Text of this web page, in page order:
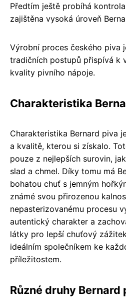
Předtím ještě probíhá
zajištěna vysoká úroveň
Výrobní proces českého piva
tradičních postupů přispívá k
kvality pivního nápoje.
Charakteristika
Charakteristika Bernard piva
a kvalitě, kterou si získalo.
pouze z nejlepších surovin,
slad a chmel. Díky tomu má
bohatou chuť s jemným
známé svou přirozenou
nepasterizovanému procesu
autentický charakter a
látky pro lepší chuťový
ideálním společníkem ke
příležitostem.
Různé druhy Bernard